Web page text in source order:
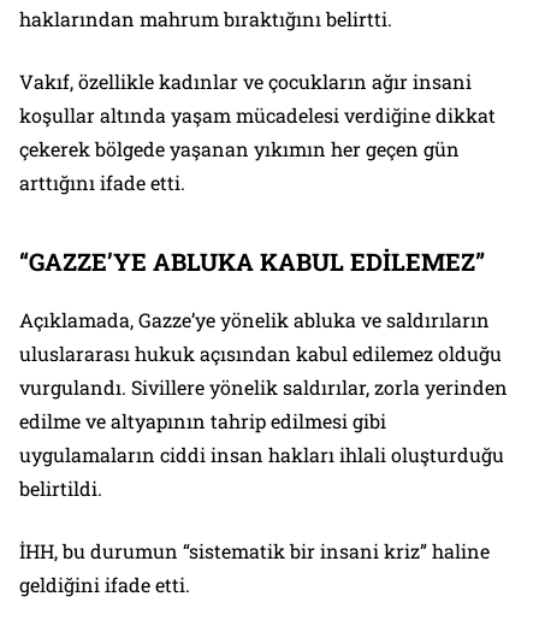
haklarından mahrum bıraktığını belirtti.
Vakıf, özellikle kadınlar ve çocukların ağır insani
koşullar altında yaşam mücadelesi verdiğine dikkat
çekerek bölgede yaşanan yıkımın her geçen gün
arttığını ifade etti.
“GAZZE’YE ABLUKA KABUL EDİLEMEZ”
Açıklamada, Gazze’ye yönelik abluka ve saldırıların
uluslararası hukuk açısından kabul edilemez olduğu
vurgulandı. Sivillere yönelik saldırılar, zorla yerinden
edilme ve altyapının tahrip edilmesi gibi
uygulamaların ciddi insan hakları ihlali oluşturduğu
belirtildi.
İHH, bu durumun “sistematik bir insani kriz” haline
geldiğini ifade etti.